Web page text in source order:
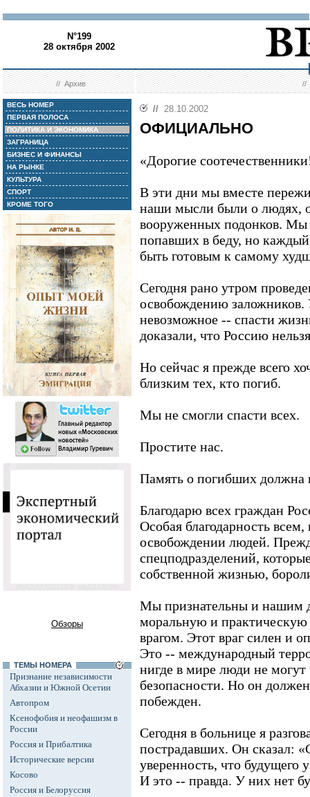
N°199
28 октября 2002
//Архив //
ВЕСЬ НОМЕР
ПЕРВАЯ ПОЛОСА
ПОЛИТИКА И ЭКОНОМИКА
ЗАГРАНИЦА
БИЗНЕС И ФИНАНСЫ
НА РЫНКЕ
КУЛЬТУРА
СПОРТ
КРОМЕ ТОГО
Обзоры
ТЕМЫ НОМЕРА
Признание независимости
Абхазии и Южной Осетии
Автопром
Ксенофобия и неофашизм в
России
Россия и Прибалтика
Исторические версии
Косово
Россия и Белоруссия
// 28.10.2002
ОФИЦИАЛЬНО
«Дорогие
В эти дни мы вместе
наши мысли были о людях,
вооруженных подонков. Мы
попавших в беду, но
быть готовым к самому
Сегодня рано утром
освобождению заложников.
невозможное -- спасти
доказали, что Россию
Но сейчас я прежде всего
близким тех, кто погиб.
Мы не смогли спасти всех.
Простите нас.
Память о погибших должна
Благодарю всех граждан
Особая благодарность всем,
освобождении людей.
спецподразделений,
собственной жизнью,
Мы признательны и нашим
моральную и
врагом. Этот враг силен и
Это -- международный
нигде в мире люди не могут
безопасности. Но он
побежден.
Сегодня в больнице я
пострадавших. Он сказал:
уверенность, что будущего
И это -- правда. У них нет